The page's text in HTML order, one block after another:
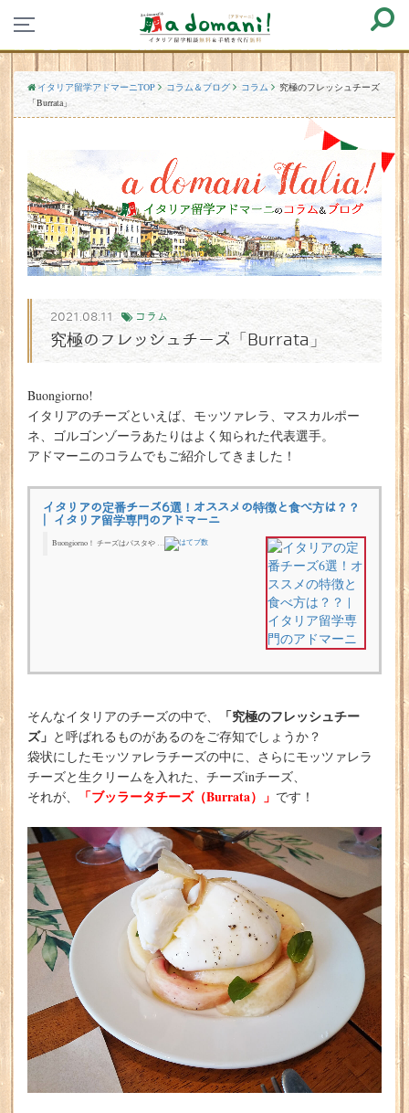
イタリア留学アドマーニTOP コラム＆ブログ コラム
究極のフレッシュチーズ
「Burrata」
2021.08.11 コラム
究極のフレッシュチーズ「Burrata」
Buongiorno!
イタリアのチーズといえば、モッツァレラ、マスカルポー
ネ、ゴルゴンゾーラあたりはよく知られた代表選手。
アドマーニのコラムでもご紹介してきました！
イタリアの定番チーズ6選！オススメの特徴と食べ方は？？
| イタリア留学専門のアドマーニ
Buongiorno！ チーズはパスタや …
そんなイタリアのチーズの中で、
「究極のフレッシュチー
ズ」 と呼ばれるものがあるのをご存知でしょうか？
袋状にしたモッツァレラチーズの中に、さらにモッツァレラ
チーズと生クリームを入れた、チーズinチーズ、
それが、
「ブッラータチーズ（Burrata）」 です！